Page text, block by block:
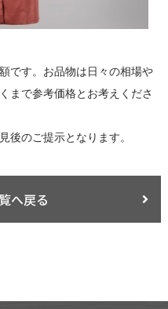
です。お品物は日々の相場や
まで参考価格とお考えくださ
後のご提示となります。
へ戻る